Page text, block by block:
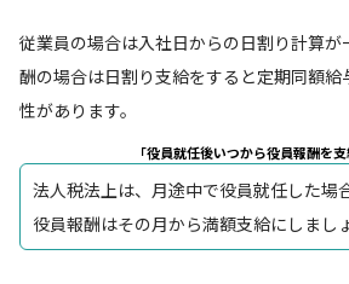
従業員の場合は入社日からの日割り計算が
酬の場合は日割り支給をすると定期同額
性があります。
「役員就任後いつから役員報酬を
法人税法上は、月途中で役員就任した場
役員報酬はその月から満額支給にしましょ